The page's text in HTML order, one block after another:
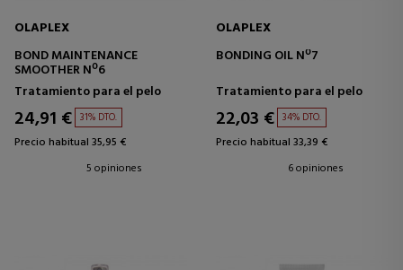
OLAPLEX
BOND MAINTENANCE
SMOOTHER Nº6
Tratamiento para el pelo
24,91 € 31% DTO.
Precio habitual 35,95 €
5 opiniones
OLAPLEX
BONDING OIL Nº7
Tratamiento para el pelo
22,03 € 34% DTO.
Precio habitual 33,39 €
6 opiniones